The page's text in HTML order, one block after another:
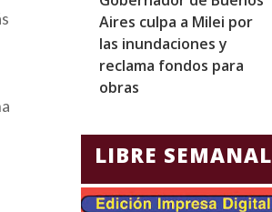
Aires culpa a Milei por
las inundaciones y
reclama fondos para
obras
LIBRE SEMANAL